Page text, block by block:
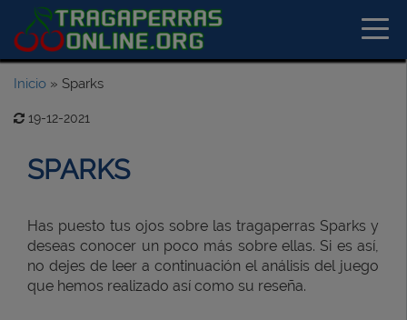
Inicio » Sparks
19-12-2021
SPARKS
Has puesto tus ojos sobre las tragaperras Sparks y
deseas conocer un poco más sobre ellas. Si es así,
no dejes de leer a continuación el análisis del juego
que hemos realizado así como su reseña.